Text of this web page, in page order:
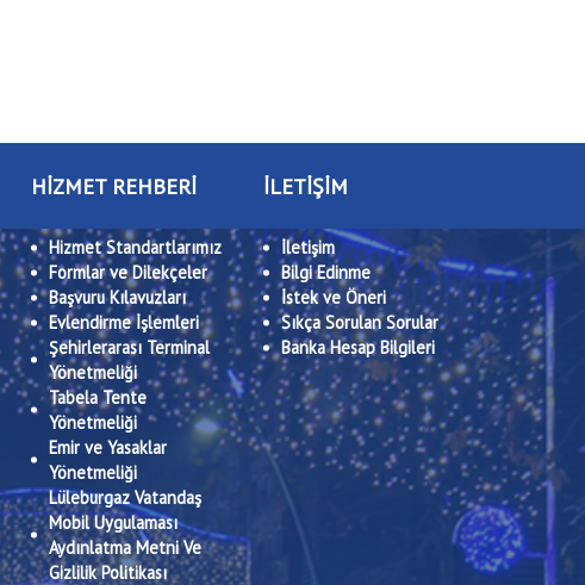
HİZMET REHBERİ
Hizmet Standartlarımız
Formlar ve Dilekçeler
Başvuru Kılavuzları
Evlendirme İşlemleri
Şehirlerarası Terminal
Yönetmeliği
Tabela Tente
Yönetmeliği
Emir ve Yasaklar
Yönetmeliği
Lüleburgaz Vatandaş
Mobil Uygulaması
Aydınlatma Metni Ve
Gizlilik Politikası
İLETİŞİM
İletişim
Bilgi Edinme
İstek ve Öneri
Sıkça Sorulan Sorular
Banka Hesap Bilgileri